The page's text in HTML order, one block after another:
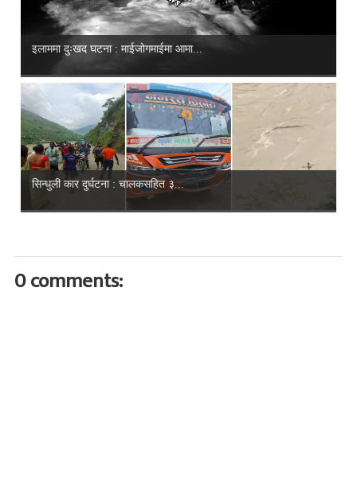
इलाममा दुःखद घटना : माईजोगमाईमा आमा...
सिन्धुली कार दुर्घटना : चालकसहित ३...
0 comments: